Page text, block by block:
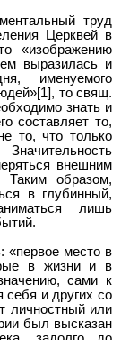
труд
Церквей в
«изображению
выразилась и
именуемого
то свящ.
знать и
составляет то,
то, что только
внешним
Таким образом,
в глубинный,
лишь
«первое место в
в жизни и в
сами к
себя и других со
личностный или
был высказан